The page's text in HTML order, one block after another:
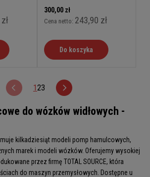
300,00 zł
Cena netto: 243,90 zł
Do koszyka
123
do wózków widłowych -
kilkadziesiąt modeli pomp hamulcowych,
marek i modeli wózków. Oferujemy wysokiej
przez firmę TOTAL SOURCE, która
do maszyn przemysłowych. Dostępne u